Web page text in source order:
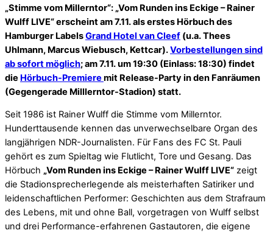
„Stimme vom Millerntor“: „Vom Runden ins Eckige – Rainer
Wulff LIVE“ erscheint am 7.11. als erstes Hörbuch des
Hamburger LabelsGrand Hotel van Cleef (u.a. Thees
Uhlmann, Marcus Wiebusch, Kettcar).Vorbestellungen sind
ab sofort möglich; am 7.11. um 19:30 (Einlass: 18:30) findet
die Hörbuch-Premiere mit Release-Party in den Fanräumen
(Gegengerade Milllerntor-Stadion) statt.
Seit 1986 ist Rainer Wulff die Stimme vom Millerntor.
Hunderttausende kennen das unverwechselbare Organ des
langjährigen NDR-Journalisten. Für Fans des FC St. Pauli
gehört es zum Spieltag wie Flutlicht, Tore und Gesang. Das
Hörbuch „Vom Runden ins Eckige – Rainer Wulff LIVE“ zeigt
die Stadionsprecherlegende als meisterhaften Satiriker und
leidenschaftlichen Performer: Geschichten aus dem Strafraum
des Lebens, mit und ohne Ball, vorgetragen von Wulff selbst
und drei Performance-erfahrenen Gastautoren, die eigene